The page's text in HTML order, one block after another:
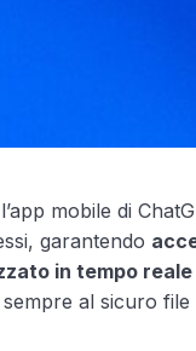
mobile di
garantendo
in tempo reale
al sicuro file